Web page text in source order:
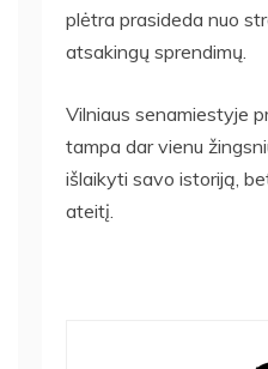
plėtra prasideda nuo
atsakingų sprendimų.
Vilniaus senamiestyje
tampa dar vienu
išlaikyti savo istoriją,
ateitį.